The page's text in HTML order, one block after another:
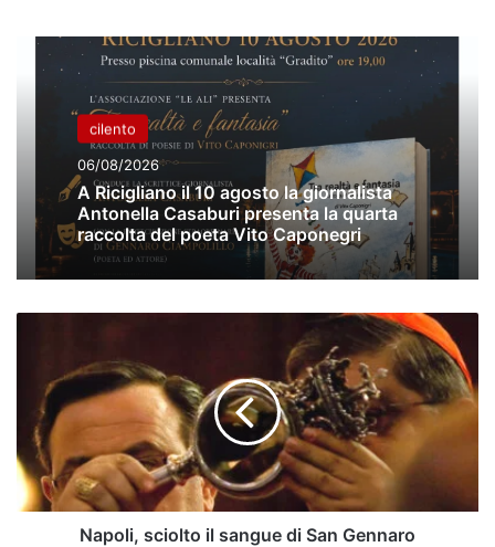
cilento
06/08/2026
A Ricigliano il 10 agosto la giornalista
Antonella Casaburi presenta la quarta
raccolta del poeta Vito Caponegri
sangue
San
Gennaro
Napoli, sciolto il sangue di San Gennaro